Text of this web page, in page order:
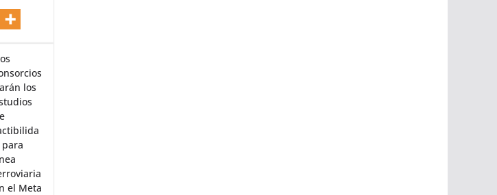
los
el Meta